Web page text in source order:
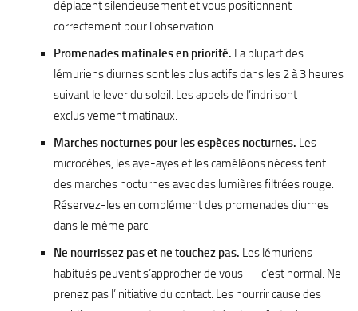
déplacent silencieusement et vous positionnent
correctement pour l’observation.
Promenades matinales en priorité. La plupart des
lémuriens diurnes sont les plus actifs dans les 2 à 3 heures
suivant le lever du soleil. Les appels de l’indri sont
exclusivement matinaux.
Marches nocturnes pour les espèces nocturnes. Les
microcèbes, les aye-ayes et les caméléons nécessitent
des marches nocturnes avec des lumières filtrées rouge.
Réservez-les en complément des promenades diurnes
dans le même parc.
Ne nourrissez pas et ne touchez pas. Les lémuriens
habitués peuvent s’approcher de vous — c’est normal. Ne
prenez pas l’initiative du contact. Les nourrir cause des